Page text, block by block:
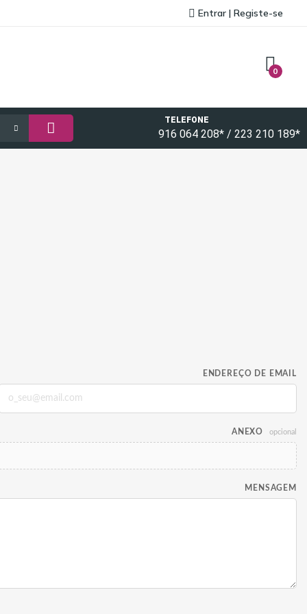
Entrar | Registe-se
0
TELEFONE
916 064 208* / 223 210 189*
ENDEREÇO DE EMAIL
ANEXO opcional
MENSAGEM